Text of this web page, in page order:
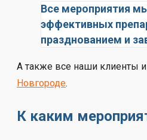
Все мероприятия
эффективных
празднованием и
А также все наши клиенты
Новгороде.
К каким